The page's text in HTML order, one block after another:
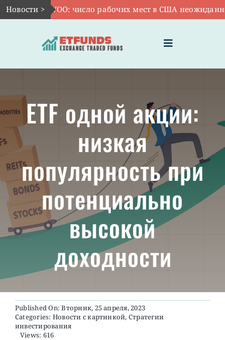
Skip
to
Новости >
Авг 7:VOO: число рабочих мест в США неожиданно
Toggle
Navigation
ЧТО ТАКОЕ ETF
ИНВЕСТИЦИИ В ETF
ТЕМАТИЧЕСКИЕ ETF
АКТУАЛЬНЫЕ
О ПРОЕКТЕ
ETF одной акции:
низкая
популярность при
потенциально
высокой
доходности
Published On: Вторник, 25 апреля, 2023
Categories: Новости с картинкой, Стратегии
инвестирования
Views: 616